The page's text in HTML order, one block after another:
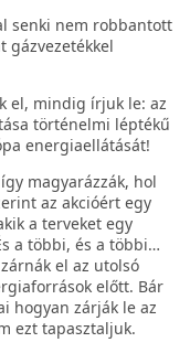
senki nem robbantott
gázvezetékkel
el, mindig írjuk le: az
történelmi léptékű
energiaellátását!
magyarázzák, hol
az akcióért egy
a terveket egy
a többi, és a többi…
el az utolsó
előtt. Bár
hogyan zárják le az
ezt tapasztaljuk.